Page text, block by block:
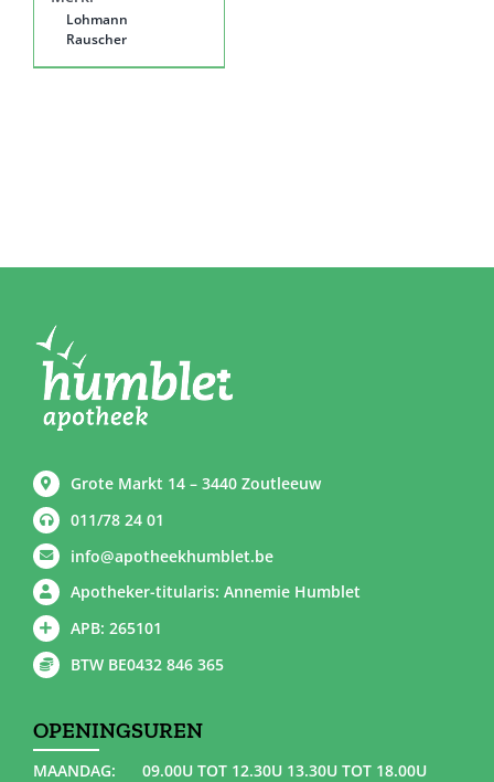
Lohmann
Rauscher
Grote Markt 14 – 3440 Zoutleeuw
011/78 24 01
info@apotheekhumblet.be
Apotheker-titularis: Annemie Humblet
APB: 265101
BTW BE0432 846 365
OPENINGSUREN
MAANDAG:
09.00U TOT 12.30U 13.30U TOT 18.00U